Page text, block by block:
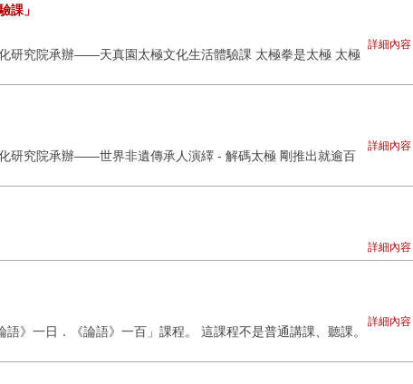
課」
研究院承辦——天真園太極文化生活體驗課 太極拳是太極 太極
詳細內容
研究院承辦——世界非遺傳承人演繹 - 解碼太極 剛推出就逾百
詳細內容
詳細內容
》一日．《論語》一百」課程。 這課程不是普通講課、聽課。
詳細內容